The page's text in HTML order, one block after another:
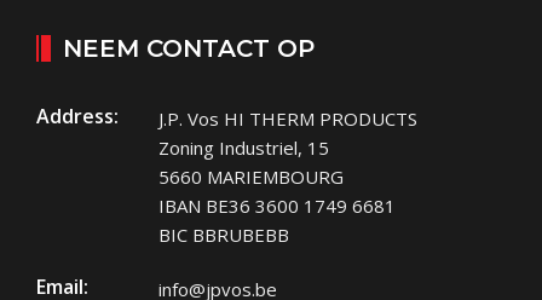
NEEM CONTACT OP
Address:
J.P. Vos HI THERM PRODUCTS
Zoning Industriel, 15
5660 MARIEMBOURG
IBAN BE36 3600 1749 6681
BIC BBRUBEBB
Email: info@jpvos.be